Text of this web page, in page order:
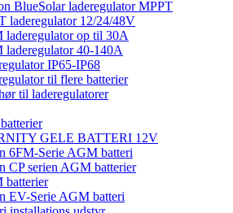
BlueSolar laderegulator MPPT
laderegulator 12/24/48V
laderegulator op til 30A
laderegulator 40-140A
IP65-IP68
til flere batterier
til laderegulatorer
GELE BATTERI 12V
6FM-Serie AGM batteri
CP serien AGM batterier
batterier
EV-Serie AGM batteri